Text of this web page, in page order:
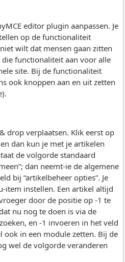
editor plugin aanpassen. Je
op de functionaliteit
wilt dat mensen gaan zitten
functionaliteit aan voor alle
site. Bij de functionaliteit
ook knoppen aan en uit zetten
drop verplaatsen. Klik eerst op
dan kun je met je artikelen
de volgorde standaard
dan neemt-ie de algemene
bij “artikelbeheer opties”. Je
item instellen. Een artikel altijd
door de positie op -1 te
nu nog te doen is via de
en -1 invoeren in het veld
ook in een module zetten. Bij de
wel de volgorde veranderen